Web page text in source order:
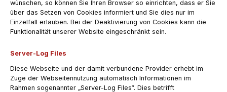
wünschen, so können Sie Ihren Browser so einrichten, dass er Sie
über das Setzen von Cookies informiert und Sie dies nur im
Einzelfall erlauben. Bei der Deaktivierung von Cookies kann die
Funktionalität unserer Website eingeschränkt sein.
Server-Log Files
Diese Webseite und der damit verbundene Provider erhebt im
Zuge der Webseitennutzung automatisch Informationen im
Rahmen sogenannter „Server-Log Files“. Dies betrifft